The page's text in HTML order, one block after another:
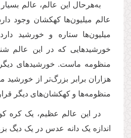
به‌هرحال این عالم، عالم
عالم میلیون‌ها کهکشان وجود
میلیون‌ها ستاره و خورشید
خورشیدهایی که در این عالم
منظومه ماست. خورشیدهای
هزاران برابر بزرگ‌تر از خورشید
منظومه‌ها و کهکشان‌های دیگر
در این عالم عظیم، یک کره
اندازه یک دانه عدس در یک